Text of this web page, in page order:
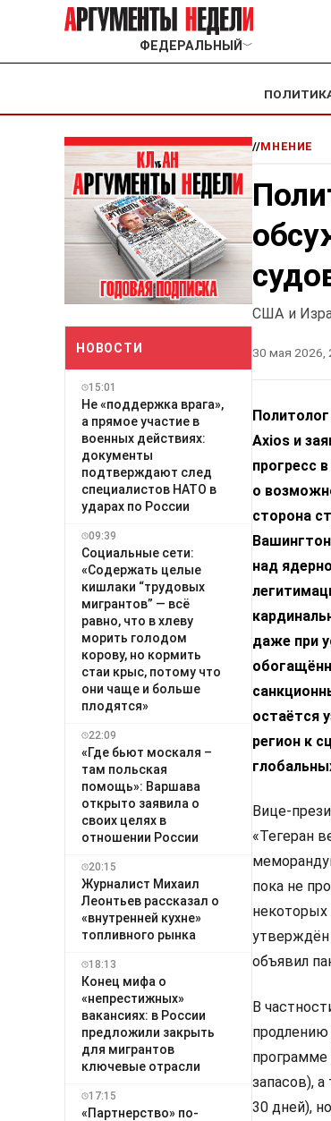
ФЕДЕРАЛЬНЫЙ ﹀
НОВОСТИ
15:01
Не «поддержка врага»,
а прямое участие в
военных действиях:
документы
подтверждают след
специалистов НАТО в
ударах по России
09:39
Социальные сети:
«Содержать целые
кишлаки “трудовых
мигрантов” — всё
равно, что в хлеву
морить голодом
корову, но кормить
стаи крыс, потому что
они чаще и больше
плодятся»
22:09
«Где бьют москаля –
там польская
помощь»: Варшава
открыто заявила о
своих целях в
отношении России
20:15
Журналист Михаил
Леонтьев рассказал о
«внутренней кухне»
топливного рынка
18:13
Конец мифа о
«непрестижных»
вакансиях: в России
предложили закрыть
для мигрантов
ключевые отрасли
17:15
«Партнерство» по-
//МНЕНИЕ
США и
30 мая 2026,
Axios и
прогресс
о
сторона
над
даже при
остаётся
регион к
Вице-
«Тегеран
пока не
некоторых
утверждён
объявил
В
продлению
программе
запасов),
30 дней),